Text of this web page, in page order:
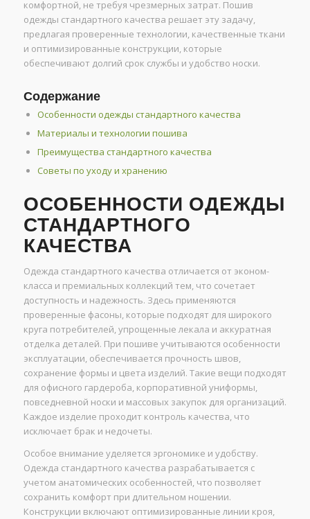
комфортной, не требуя чрезмерных затрат. Пошив
одежды стандартного качества решает эту задачу,
предлагая проверенные технологии, качественные ткани
и оптимизированные конструкции, которые
обеспечивают долгий срок службы и удобство носки.
Содержание
Особенности одежды стандартного качества
Материалы и технологии пошива
Преимущества стандартного качества
Советы по уходу и хранению
ОСОБЕННОСТИ ОДЕЖДЫ
СТАНДАРТНОГО
КАЧЕСТВА
Одежда стандартного качества отличается от эконом-
класса и премиальных коллекций тем, что сочетает
доступность и надежность. Здесь применяются
проверенные фасоны, которые подходят для широкого
круга потребителей, упрощенные лекала и аккуратная
отделка деталей. При пошиве учитываются особенности
эксплуатации, обеспечивается прочность швов,
сохранение формы и цвета изделий. Такие вещи подходят
для офисного гардероба, корпоративной униформы,
повседневной носки и массовых закупок для организаций.
Каждое изделие проходит контроль качества, что
исключает брак и недочеты.
Особое внимание уделяется эргономике и удобству.
Одежда стандартного качества разрабатывается с
учетом анатомических особенностей, что позволяет
сохранить комфорт при длительном ношении.
Конструкции включают оптимизированные линии кроя,